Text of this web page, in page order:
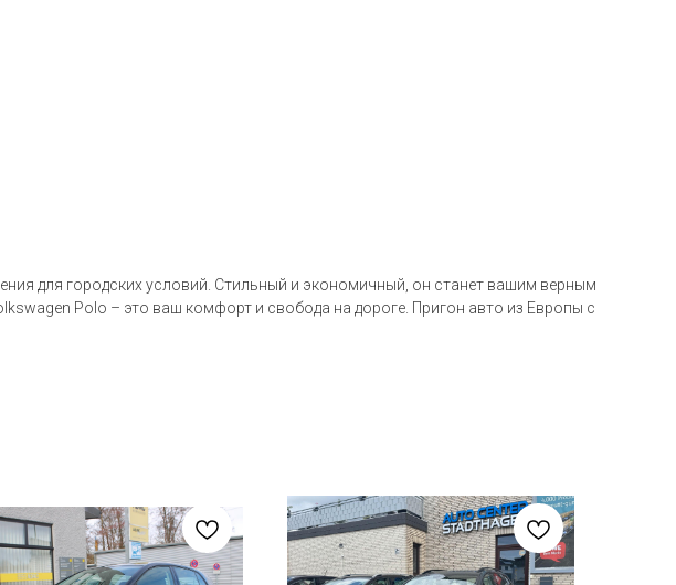
для городских условий. Стильный и экономичный, он станет вашим верным
Polo – это ваш комфорт и свобода на дороге. Пригон авто из Европы с